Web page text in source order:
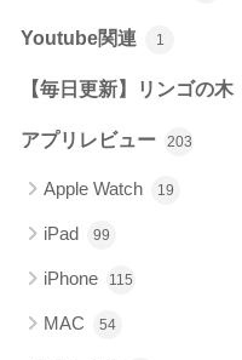
Youtube関連 1
【毎日更新】リンゴの木
アプリレビュー 203
Apple Watch 19
iPad 99
iPhone 115
MAC 54